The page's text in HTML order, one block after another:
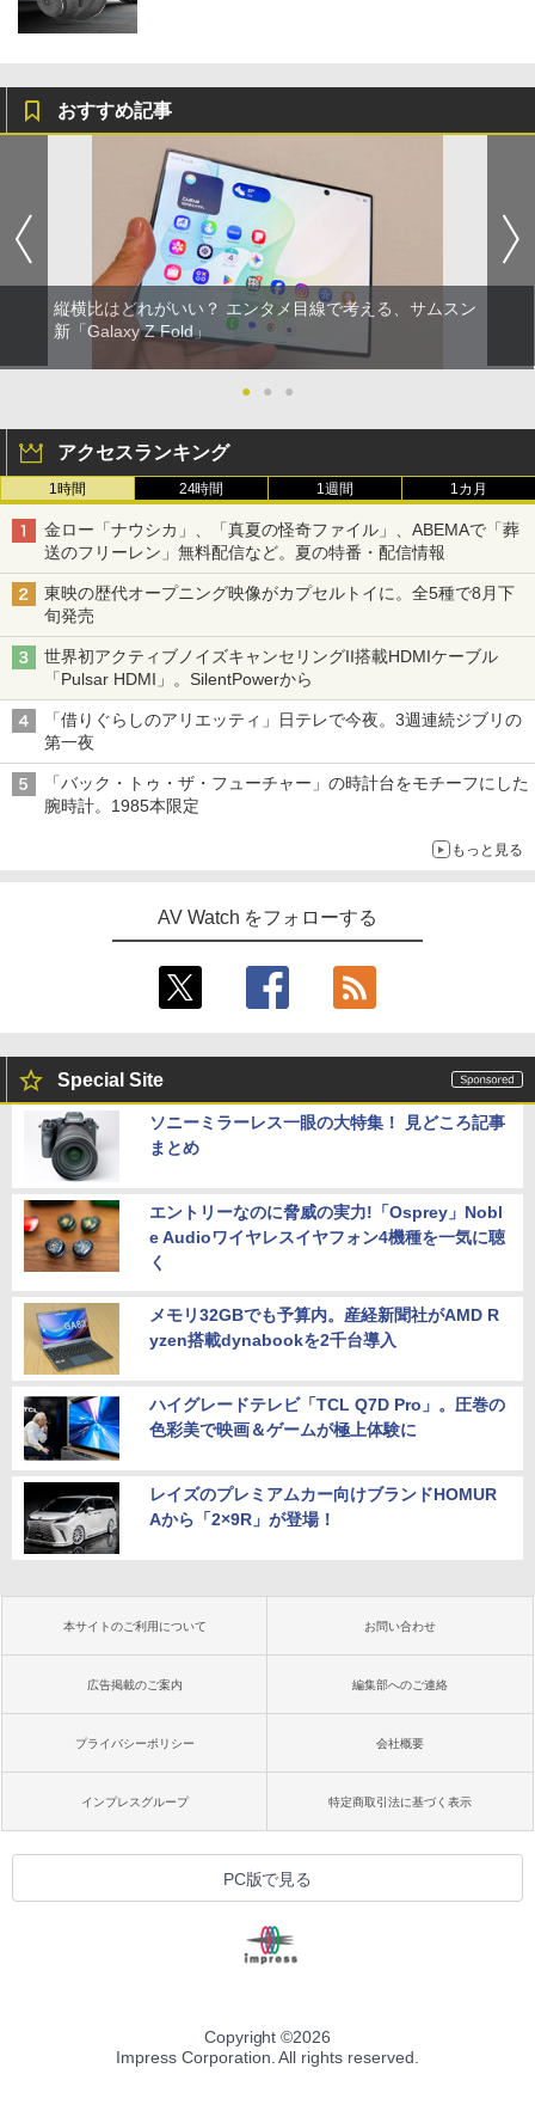
おすすめ記事
縦横比はどれがいい？ エンタメ目線で考える、サムスン
新「Galaxy Z Fold」
● ● ●
アクセスランキング
1時間 24時間 1週間 1カ月
金ロー「ナウシカ」、「真夏の怪奇ファイル」、ABEMAで「葬
送のフリーレン」無料配信など。夏の特番・配信情報
東映の歴代オープニング映像がカプセルトイに。全5種で8月下
旬発売
世界初アクティブノイズキャンセリングII搭載HDMIケーブル
「Pulsar HDMI」。SilentPowerから
「借りぐらしのアリエッティ」日テレで今夜。3週連続ジブリの
第一夜
「バック・トゥ・ザ・フューチャー」の時計台をモチーフにした
腕時計。1985本限定
もっと見る
AV Watch をフォローする
Special Site
ソニーミラーレス一眼の大特集！ 見どころ記事
まとめ
エントリーなのに脅威の実力!「Osprey」Nobl
e Audioワイヤレスイヤフォン4機種を一気に聴
く
メモリ32GBでも予算内。産経新聞社がAMD R
yzen搭載dynabookを2千台導入
ハイグレードテレビ「TCL Q7D Pro」。圧巻の
色彩美で映画＆ゲームが極上体験に
レイズのプレミアムカー向けブランドHOMUR
Aから「2×9R」が登場！
本サイトのご利用について お問い合わせ
広告掲載のご案内 編集部へのご連絡
プライバシーポリシー 会社概要
インプレスグループ 特定商取引法に基づく表示
PC版で見る
Copyright ©2026
Impress Corporation. All rights reserved.